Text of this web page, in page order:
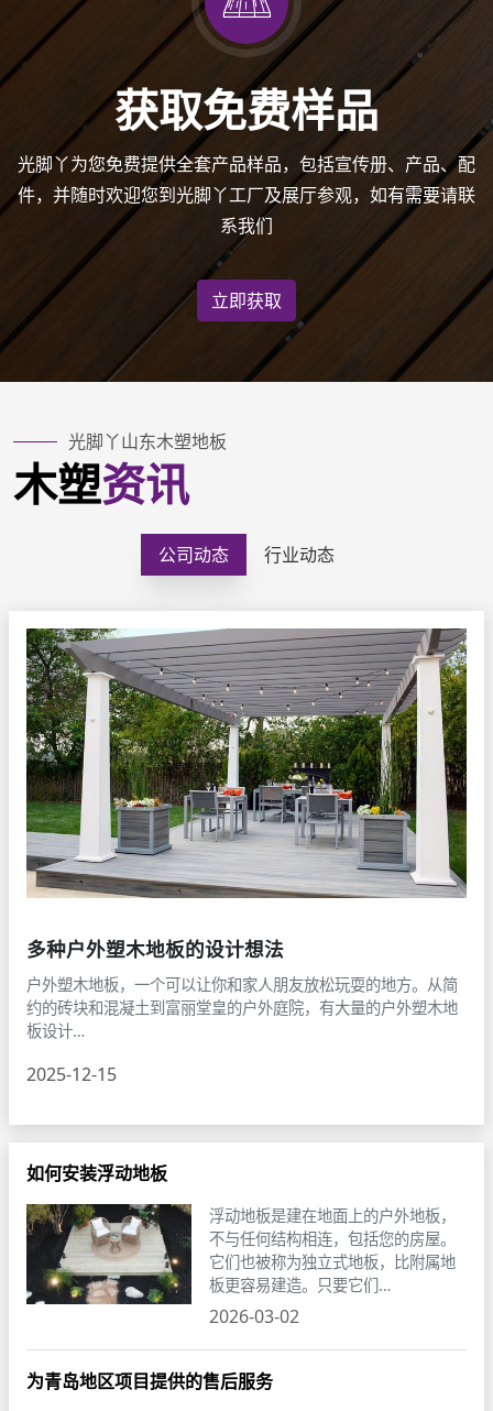
获取免费样品
光脚丫为您免费提供全套产品样品，包括宣传册、产品、配
件，并随时欢迎您到光脚丫工厂及展厅参观，如有需要请联
系我们
立即获取
光脚丫山东木塑地板
木塑资讯
公司动态 行业动态
多种户外塑木地板的设计想法
户外塑木地板，一个可以让你和家人朋友放松玩耍的地方。从简
约的砖块和混凝土到富丽堂皇的户外庭院，有大量的户外塑木地
板设计…
2025-12-15
如何安装浮动地板
浮动地板是建在地面上的户外地板，
不与任何结构相连，包括您的房屋。
它们也被称为独立式地板，比附属地
板更容易建造。只要它们…
2026-03-02
为青岛地区项目提供的售后服务